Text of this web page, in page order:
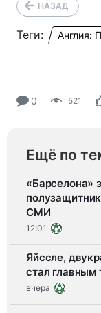
НАЗАД
Теги: Англия:
0 521
Ещё по
«Барселона»
СМИ
12:01
Яйссле,
стал главным
вчера